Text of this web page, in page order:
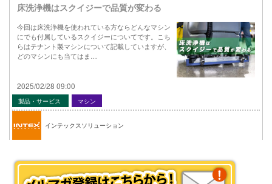
床洗浄機はスクイジーで品質が変わる
今回は床洗浄機を使われている方ならどんなマシン
にでも付属しているスクイジーについてです。こち
らはテナント製マシンについて記載していますが、
どのマシンにも当てはま…
2025/02/28 09:00
製品・サービス マシン
インテックスソリューション